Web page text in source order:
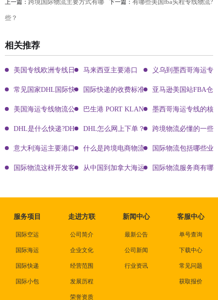
上一篇： 跨境国际物流主要方式有哪
些？
下一篇： 有哪些美国fba头程专线物流?
相关推荐
美国专线欧洲专线日本专线区别马来西亚主要港口 义乌到墨西哥海运专
常见国家DHL国际快递客服热线国际快递的收费标准!四大国际快递的尺寸重
亚马逊美国站FBA仓
美国海运专线物流公司有哪些?巴生港 PORT KLANG 墨西哥海运专线的核
DHL是什么快递?DHL国际快递介绍DHL怎么网上下单？DHL快递寄件有哪些方
跨境物流必懂的一些
意大利海运主要港口有哪些什么是跨境电商物流? 国际物流包括哪些业
国际物流这样开发客户会让你成为销冠从中国到加拿大海运要多久能到达？
国际物流服务商有哪
服务项目
国际空运
国际海运
国际快递
国际小包
走进方联
公司简介
企业文化
经营范围
发展历程
荣誉资质
新闻中心
最新公告
公司新闻
行业资讯
客服中心
单号查询
下载中心
常见问题
获取报价